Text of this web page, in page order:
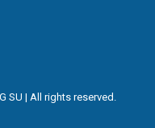
SU | All rights reserved.